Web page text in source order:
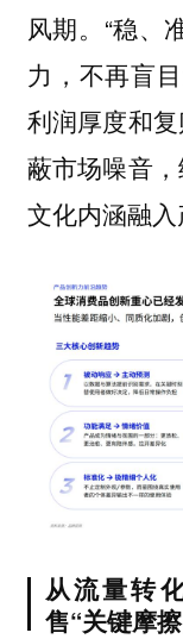
风期。“稳、
力，不再盲
利润厚度和
蔽市场噪音，
文化内涵融入
从流量转
售“关键摩